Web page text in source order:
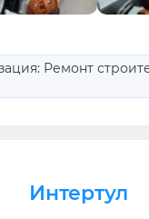
Ремонт
Интертул